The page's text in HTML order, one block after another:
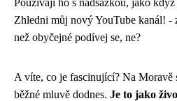
Používají ho s nadsázkou, jako
Zhledni můj nový YouTube kanál! -
než obyčejné podívej se, ne?
A víte, co je fascinující? Na Moravě
běžné mluvě dodnes. Je to jako